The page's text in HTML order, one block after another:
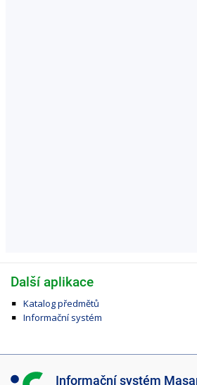
Další aplikace
Katalog předmětů
Informační systém
I Informační systém